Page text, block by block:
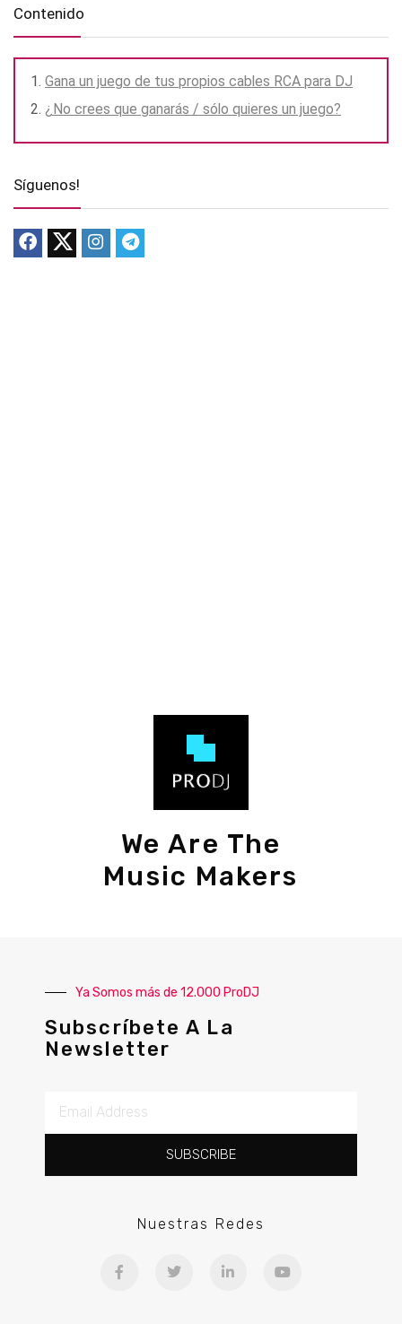
Contenido
Gana un juego de tus propios cables RCA para DJ
¿No crees que ganarás / sólo quieres un juego?
Síguenos!
We Are The
Music Makers
Ya Somos más de 12.000 ProDJ
Subscríbete A La
Newsletter
SUBSCRIBE
Nuestras Redes